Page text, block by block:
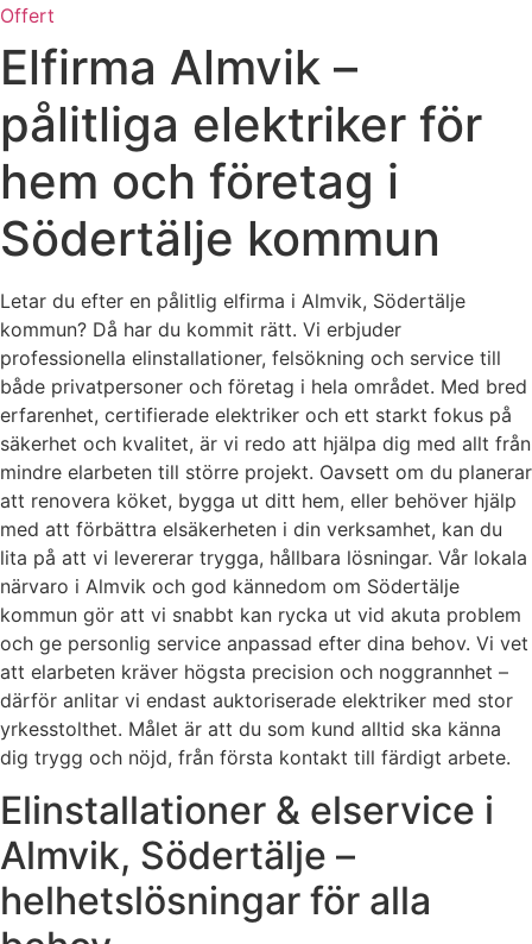
Offert
Elfirma Almvik –
pålitliga elektriker för
hem och företag i
Södertälje kommun
Letar du efter en pålitlig elfirma i Almvik, Södertälje
kommun? Då har du kommit rätt. Vi erbjuder
professionella elinstallationer, felsökning och service till
både privatpersoner och företag i hela området. Med bred
erfarenhet, certifierade elektriker och ett starkt fokus på
säkerhet och kvalitet, är vi redo att hjälpa dig med allt från
mindre elarbeten till större projekt. Oavsett om du planerar
att renovera köket, bygga ut ditt hem, eller behöver hjälp
med att förbättra elsäkerheten i din verksamhet, kan du
lita på att vi levererar trygga, hållbara lösningar. Vår lokala
närvaro i Almvik och god kännedom om Södertälje
kommun gör att vi snabbt kan rycka ut vid akuta problem
och ge personlig service anpassad efter dina behov. Vi vet
att elarbeten kräver högsta precision och noggrannhet –
därför anlitar vi endast auktoriserade elektriker med stor
yrkesstolthet. Målet är att du som kund alltid ska känna
dig trygg och nöjd, från första kontakt till färdigt arbete.
Elinstallationer & elservice i
Almvik, Södertälje –
helhetslösningar för alla